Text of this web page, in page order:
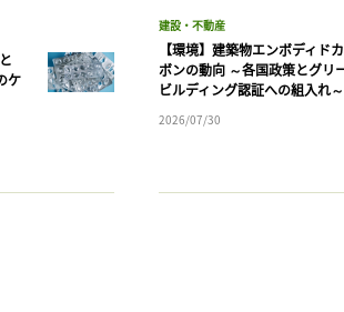
ケ
建設・不動産
【環境】建築物エンボディド
ボンの動向 ～各国政策とグリ
ビルディング認証への組入れ～
2026/07/30